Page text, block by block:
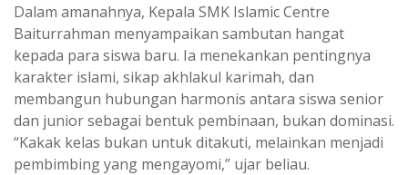
Dalam amanahnya, Kepala SMK Islamic Centre
Baiturrahman menyampaikan sambutan hangat
kepada para siswa baru. Ia menekankan pentingnya
karakter islami, sikap akhlakul karimah, dan
membangun hubungan harmonis antara siswa senior
dan junior sebagai bentuk pembinaan, bukan dominasi.
“Kakak kelas bukan untuk ditakuti, melainkan menjadi
pembimbing yang mengayomi,” ujar beliau.